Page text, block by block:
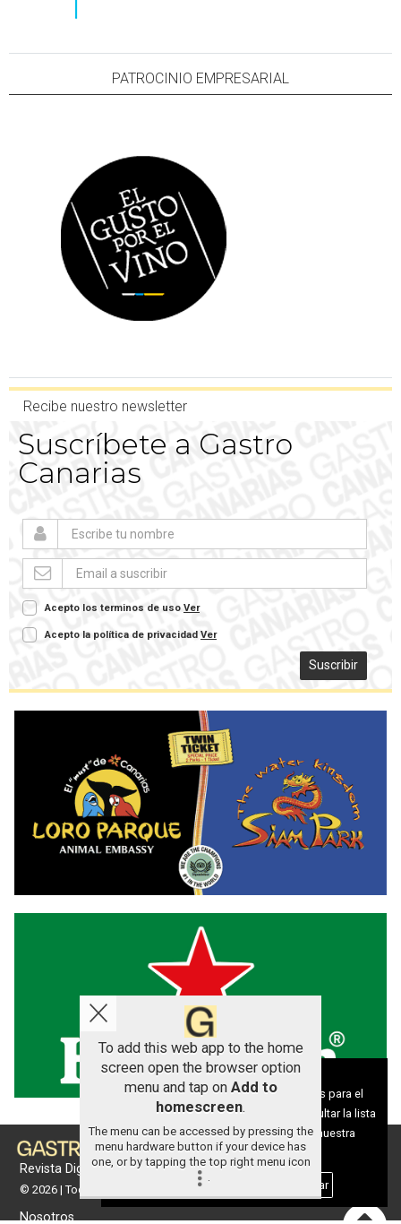
PATROCINIO EMPRESARIAL
Recibe nuestro newsletter
Suscríbete a Gastro
Canarias
Acepto los terminos de uso Ver
Acepto la política de privacidad Ver
Suscribir
Revista Digital de gastronomía
© 2026 | Todos los derechos reservados
Nosotros
To add this web app to the home
screen open the browser option
menu and tap on Add to
homescreen.
The menu can be accessed by pressing the
menu hardware button if your device has
one, or by tapping the top right menu icon
.
Aviso sobre el Uso de cookies:
Utilizamos cookies nuestras y de terceros para el
funcionamiento del digital. Puedes consultar la lista
de cookies y como desconectarlas. Ver nuestra
Política de Privacidad y Cookies
Aceptar Cookies Personalizar